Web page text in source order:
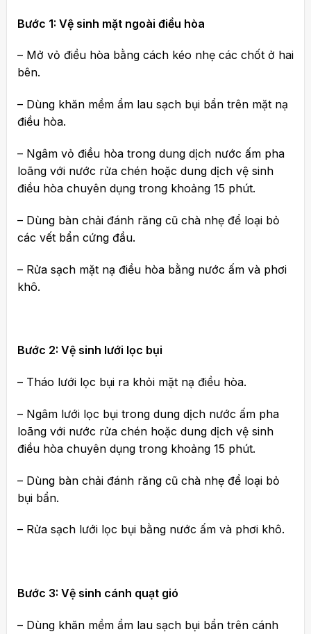
Bước 1: Vệ sinh mặt ngoài điều hòa
– Mở vỏ điều hòa bằng cách kéo nhẹ các chốt ở hai
bên.
– Dùng khăn mềm ẩm lau sạch bụi bẩn trên mặt nạ
điều hòa.
– Ngâm vỏ điều hòa trong dung dịch nước ấm pha
loãng với nước rửa chén hoặc dung dịch vệ sinh
điều hòa chuyên dụng trong khoảng 15 phút.
– Dùng bàn chải đánh răng cũ chà nhẹ để loại bỏ
các vết bẩn cứng đầu.
– Rửa sạch mặt nạ điều hòa bằng nước ấm và phơi
khô.
Bước 2: Vệ sinh lưới lọc bụi
– Tháo lưới lọc bụi ra khỏi mặt nạ điều hòa.
– Ngâm lưới lọc bụi trong dung dịch nước ấm pha
loãng với nước rửa chén hoặc dung dịch vệ sinh
điều hòa chuyên dụng trong khoảng 15 phút.
– Dùng bàn chải đánh răng cũ chà nhẹ để loại bỏ
bụi bẩn.
– Rửa sạch lưới lọc bụi bằng nước ấm và phơi khô.
Bước 3: Vệ sinh cánh quạt gió
– Dùng khăn mềm ẩm lau sạch bụi bẩn trên cánh